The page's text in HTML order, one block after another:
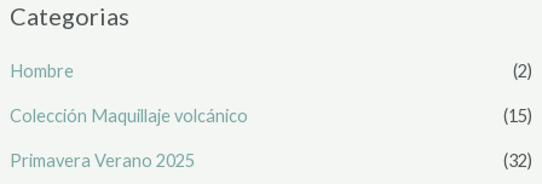
Categorias
Hombre (2)
Colección Maquillaje volcánico (15)
Primavera Verano 2025 (32)